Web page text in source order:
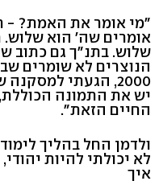
"מי אומר את האמת? -
אומרים שה' הוא שלוש.
שלוש. בתנ"ך גם כתוב
הנוצרים לא שומרים
2000, הגעתי
יש את התמונה
החיים הזאת".
ולדמן החל בהליך
לא יכולתי להיות
איך